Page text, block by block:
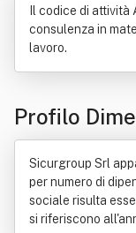
Industria
Statistica
Il codice di attività
consulenza in
lavoro.
Profilo
Sicurgroup Srl
per numero di
sociale risulta
si riferiscono